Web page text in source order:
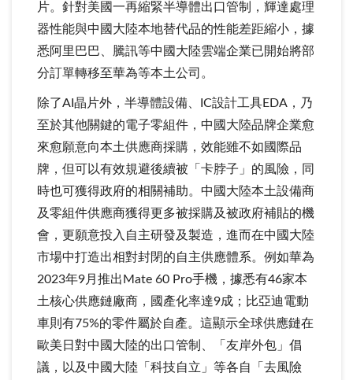
片。針對美國一再縮緊半導體出口管制，輝達處理
器性能與中國大陸本地替代品的性能差距縮小，據
悉阿里巴巴、騰訊等中國大陸雲端企業已開始將部
分訂單轉移至華為等本土公司。
除了AI晶片外，半導體設備、IC設計工具EDA，乃
至於其他關鍵的電子零組件，中國大陸品牌企業愈
來愈願意向本土供應商採購，效能雖不如國際品
牌，但可以有效規避後續被「卡脖子」的風險，同
時也可獲得政府的相關補助。中國大陸本土設備商
及零組件供應商獲得更多被採購及被政府補貼的機
會，更願意投入自主研發及製造，進而在中國大陸
市場中打造出相對封閉的自主供應體系。例如華為
2023年9月推出Mate 60 Pro手機，據悉有46家本
土核心供應鏈廠商，國產化率達9成；比亞迪電動
車則有75%的零件屬於自產。這顯示全球供應鏈在
歐美日對中國大陸的出口管制、「友岸外包」倡
議，以及中國大陸「科技自立」等各自「去風險